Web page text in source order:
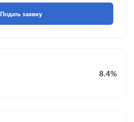
Подать заявку
8.4%